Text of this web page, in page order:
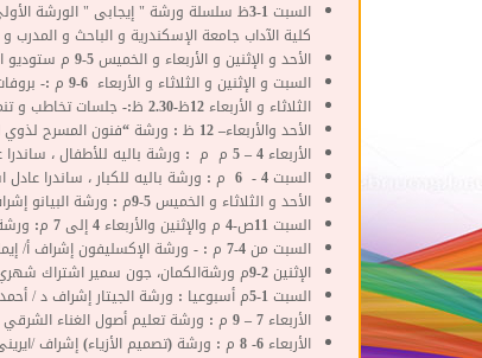
السبت 1-3ظ
سلسلة ورشة " إيجابى " الورشة الأولى
كلية الآداب جامعة الإسكندرية و الباحث و المدرب
الأحد و الإثنين و الأربعاء و الخميس 5-9 م
ستوديو
السبت و الإثنين و الثلاثاء و الأربعاء 6-9 م :-
الثلاثاء و الأربعاء 12ظ-2.30 ظ:-
جلسات تخاطب و
الأحد والأربعاء– 12 ظ :
ورشة “فنون المسرح لذوي
الأربعاء 4 – 5 م م :
ورشة باليه للأطفال ،
السبت 4 - 6 م
: ورشة باليه للكبار ، ساندرا عادل
الأحد و الثلاثاء و الخميس 5-9م :
ورشة البيانو
السبت 11ص-4 م والإثنين والأربعاء 4 إلى 7 م:
السبت من 4-7 م : -
ورشةالإكسليفونإشراف أ/
الإثنين 2-9م
ورشةالكمان، جون سمير اشتراك شهري
السبت 1-5م أسبوعيا
: ورشةالجيتار إشراف د /
الأربعاء 7 – 9 م :
ورشةتعليم أصول الغناء الشرقي
الأربعاء 6- 8 م :
ورشة (تصميم الأزياء)إشراف /